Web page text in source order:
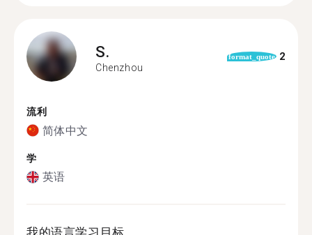
S.
Chenzhou
format_quote 2
流利
简体中文
学
英语
我的语言学习目标